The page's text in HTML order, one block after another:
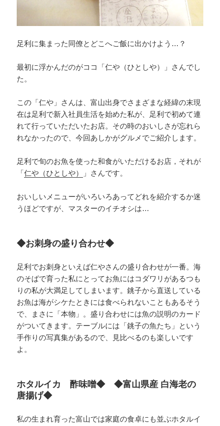
足利に集まった同僚とどこへご飯に出かけよう…？
最初に浮かんだのがココ「仁や（ひとしや）」さんでし
た。
この「仁や」さんは、富山出身でさまざまな経緯の末現
在は足利で新入社員生活を始めた私が、足利で初めて連
れて行っていただいたお店。その時のおいしさが忘れら
れなかったので、今回あしかがグルメでご紹介します。
足利で旬のお魚を使った和食がいただけるお店，それが
「仁や（ひとしや） 」さんです。
おいしいメニューがいろいろあってどれを紹介するか迷
うほどですが、マスターのイチオシは…
◆お刺身の盛り合わせ◆
足利でお刺身といえば仁やさんの盛り合わせが一番。海
のそばで育った私にとってお魚にはコダワリがあるつも
りの私が大満足してしまいます。銚子から直送している
お魚は海がシケたときには食べられないこともあるそう
で、まさに「本物」。盛り合わせには魚の説明のカード
がついてきます。テーブルには「銚子の魚たち」という
手作りの写真集があるので、見比べるのも楽しいです
よ。
ホタルイカ 酢味噌◆ ◆富山県産 白海老の
唐揚げ◆
私の生まれ育った富山では家庭の食卓にも並ぶホタルイ